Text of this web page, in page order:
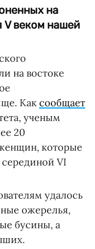
на
V веком нашей
на востоке
Как сообщает
ученым
20
которые
VI
удалось
ожерелья,
бусины, а